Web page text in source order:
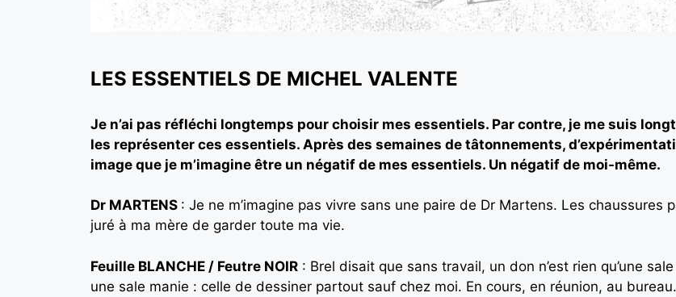
LES ESSENTIELS DE MICHEL VALENTE
Je n’ai pas réfléchi longtemps pour choisir mes essentiels. Par contre, je me suis
les représenter ces essentiels. Après des semaines de tâtonnements,
image que je m’imagine être un négatif de mes essentiels. Un négatif de moi-même.
Dr MARTENS : Je ne m’imagine pas vivre sans une paire de Dr Martens. Les chaussures
juré à ma mère de garder toute ma vie.
Feuille BLANCHE / Feutre NOIR : Brel disait que sans travail, un don n’est rien qu’une
une sale manie : celle de dessiner partout sauf chez moi. En cours, en réunion, au